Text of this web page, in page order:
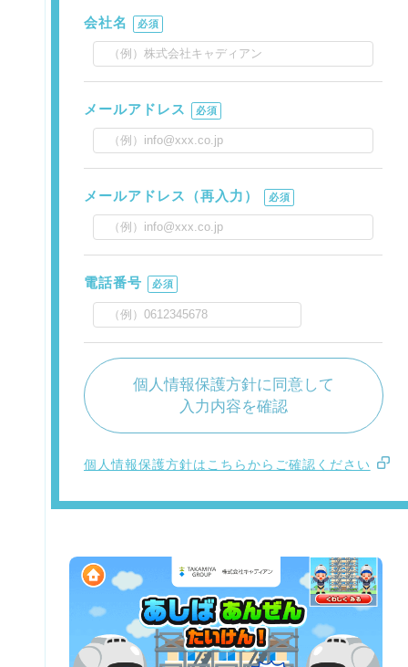
会社名 必須
メールアドレス 必須
メールアドレス（再入力） 必須
電話番号 必須
個人情報保護方針に同意して
入力内容を確認
個人情報保護方針はこちらからご確認ください